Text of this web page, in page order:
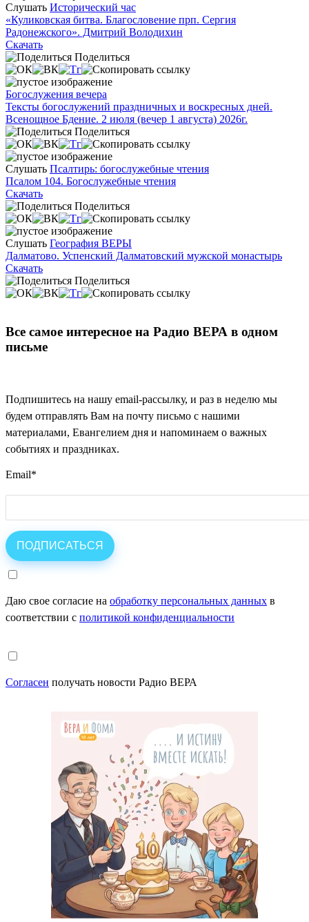
Слушать Исторический час
«Куликовская битва. Благословение прп. Сергия
Радонежского». Дмитрий Володихин
Скачать
Поделиться
Богослужения вечера
Тексты богослужений праздничных и воскресных дней.
Всенощное Бдение. 2 июля (вечер 1 августа) 2026г.
Поделиться
Слушать Псалтирь: богослужебные чтения
Псалом 104. Богослужебные чтения
Скачать
Поделиться
Слушать География ВЕРЫ
Далматово. Успенский Далматовский мужской монастырь
Скачать
Поделиться
Все самое интересное на Радио ВЕРА в одном
письме
Подпишитесь на нашу email-рассылку, и раз в неделю мы
будем отправлять Вам на почту письмо с нашими
материалами, Евангелием дня и напоминаем о важных
событиях и праздниках.
Email*
Даю свое согласие на обработку персональных данных в
соответствии с политикой конфиденциальности
Согласен получать новости Радио ВЕРА